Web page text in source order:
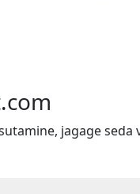
jagage